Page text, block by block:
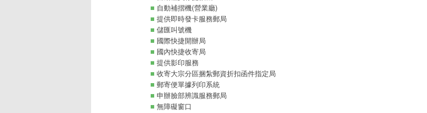
自動補摺機(營業廳)
提供即時發卡服務郵局
儲匯叫號機
國際快捷開辦局
國內快捷收寄局
提供影印服務
收寄大宗分區捆紮郵資折扣函件指定局
郵寄便單據列印系統
申辦臉部辨識服務郵局
無障礙窗口